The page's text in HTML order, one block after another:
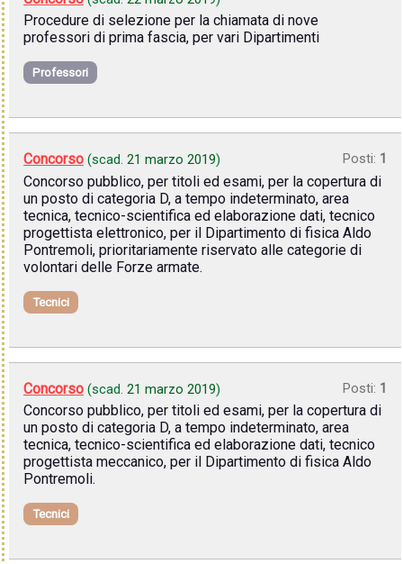
Procedure di selezione per la chiamata di nove
professori di prima fascia, per vari Dipartimenti
Professori
Concorso (scad. 21 marzo 2019) Posti: 1
Concorso pubblico, per titoli ed esami, per la copertura di
un posto di categoria D, a tempo indeterminato, area
tecnica, tecnico-scientifica ed elaborazione dati, tecnico
progettista elettronico, per il Dipartimento di fisica Aldo
Pontremoli, prioritariamente riservato alle categorie di
volontari delle Forze armate.
Tecnici
Concorso (scad. 21 marzo 2019) Posti: 1
Concorso pubblico, per titoli ed esami, per la copertura di
un posto di categoria D, a tempo indeterminato, area
tecnica, tecnico-scientifica ed elaborazione dati, tecnico
progettista meccanico, per il Dipartimento di fisica Aldo
Pontremoli.
Tecnici